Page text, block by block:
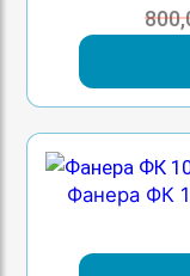
Фанера ФК